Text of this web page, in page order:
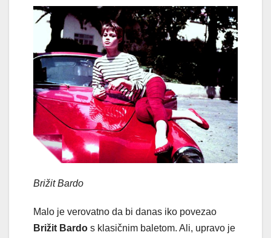
Brižit Bardo
Malo je verovatno da bi danas iko povezao
Brižit Bardo s klasičnim baletom. Ali, upravo je